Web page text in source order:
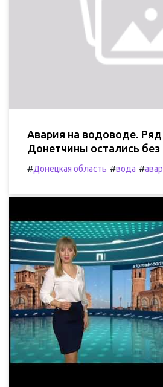
Авария на водоводе.
Донетчины остались
#Донецкая область #вода #